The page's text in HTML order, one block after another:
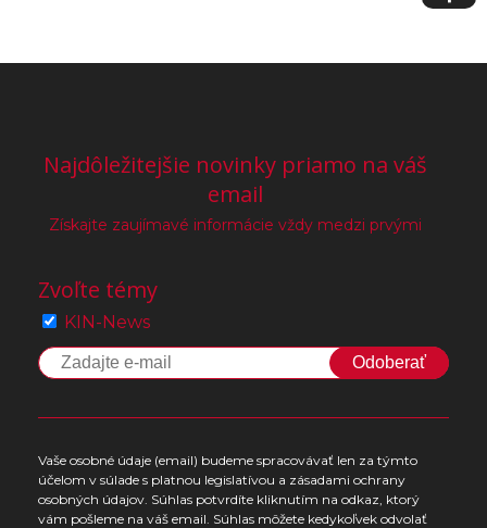
Najdôležitejšie novinky priamo na váš
email
Získajte zaujímavé informácie vždy medzi prvými
Zvoľte témy
KIN-News
Odoberať
Vaše osobné údaje (email) budeme spracovávať len za týmto
účelom v súlade s platnou legislatívou a zásadami ochrany
osobných údajov. Súhlas potvrdíte kliknutím na odkaz, ktorý
vám pošleme na váš email. Súhlas môžete kedykoľvek odvolať